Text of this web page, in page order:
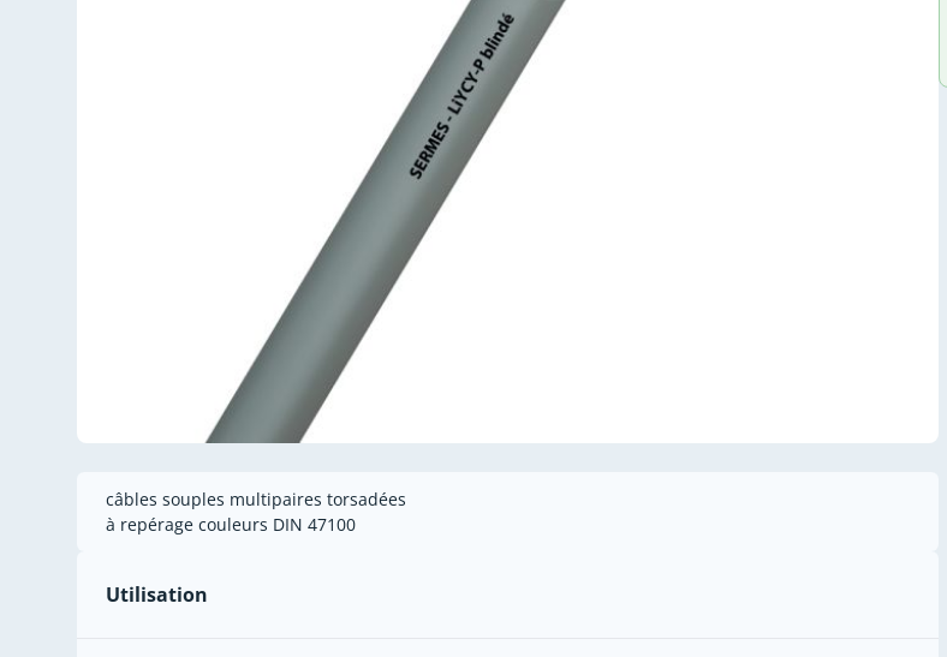
câbles souples multipaires torsadées
à repérage couleurs DIN 47100
Utilisation